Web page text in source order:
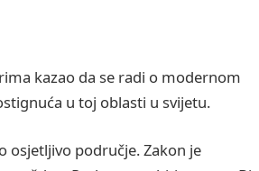
kazao da se radi o modernom
u toj oblasti u svijetu.
osjetljivo područje. Zakon je